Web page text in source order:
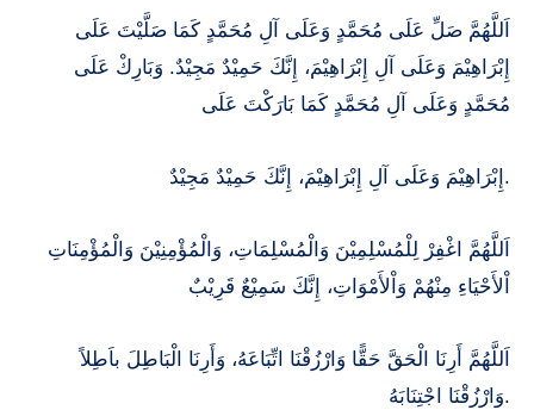
اَللَّهُمَّ صَلِّ عَلَى مُحَمَّدٍ وَعَلَى آلِ مُحَمَّدٍ كَمَا صَلَّيْتَ عَلَى
إِبْرَاهِيْمَ وَعَلَى آلِ إِبْرَاهِيْمَ، إِنَّكَ حَمِيْدٌ مَجِيْدٌ. وَبَارِكْ عَلَى
مُحَمَّدٍ وَعَلَى آلِ مُحَمَّدٍ كَمَا بَارَكْتَ عَلَى
إِبْرَاهِيْمَ وَعَلَى آلِ إِبْرَاهِيْمَ، إِنَّكَ حَمِيْدٌ مَجِيْدٌ.
اَللَّهُمَّ اغْفِرْ لِلْمُسْلِمِيْنَ وَالْمُسْلِمَاتِ، وَالْمُؤْمِنِيْنَ وَالْمُؤْمِنَاتِ
اْلأَحْيَاءِ مِنْهُمْ وَاْلأَمْوَاتِ، إِنَّكَ سَمِيْعٌ قَرِيْبٌ
اَللَّهُمَّ أَرِنَا الْحَقَّ حَقًّا وَارْزُقْنَا اتِّبَاعَهُ، وَأَرِنَا الْبَاطِلَ باَطِلاً
وَارْزُقْنَا اجْتِنَابَهُ.